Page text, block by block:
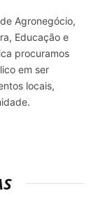
Agronegócio,
Educação e
procuramos
em ser
locais,